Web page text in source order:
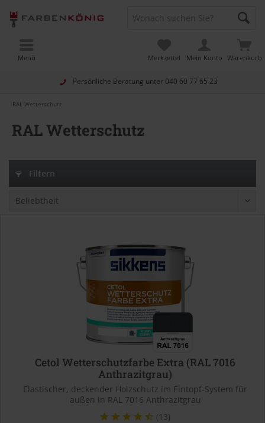
Persönliche Beratung unter 040 60 77 65 23
Warenkorb
Merkzettel Mein Konto
Menü
RAL Wetterschutz
RAL Wetterschutz
Filtern
Cetol Wetterschutzfarbe Extra (RAL 7016
Anthrazitgrau)
Elastischer, deckender Holzschutz im Eintopf-System für
außen in RAL 7016 Anthrazitgrau
(13)